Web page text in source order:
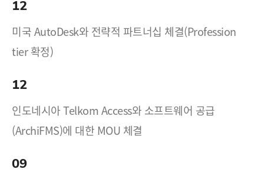
12
미국 AutoDesk와 전략적 파트너십 체결(Profession
tier 확정)
12
인도네시아 Telkom Access와 소프트웨어 공급
(ArchiFMS)에 대한 MOU 체결
09